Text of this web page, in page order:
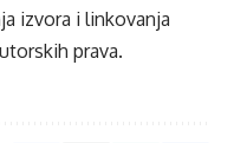
izvora i linkovanja
prava.